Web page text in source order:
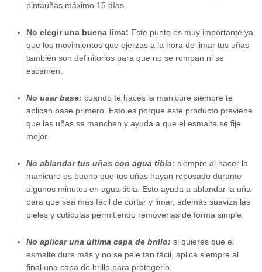
pintauñas máximo 15 días.
No elegir una buena lima: Este punto es muy importante ya
que los movimientos que ejerzas a la hora de limar tus uñas
también son definitorios para que no se rompan ni se
escamen.
No usar base: cuando te haces la manicure siempre te
aplican base primero. Esto es porque este producto previene
que las uñas se manchen y ayuda a que el esmalte se fije
mejor.
No ablandar tus uñas con agua tibia: siempre al hacer la
manicure es bueno que tus uñas hayan reposado durante
algunos minutos en agua tibia. Esto ayuda a ablandar la uña
para que sea más fácil de cortar y limar, además suaviza las
pieles y cutículas permitiendo removerlas de forma simple.
No aplicar una última capa de brillo: si quieres que el
esmalte dure más y no se pele tan fácil, aplica siempre al
final una capa de brillo para protegerlo.